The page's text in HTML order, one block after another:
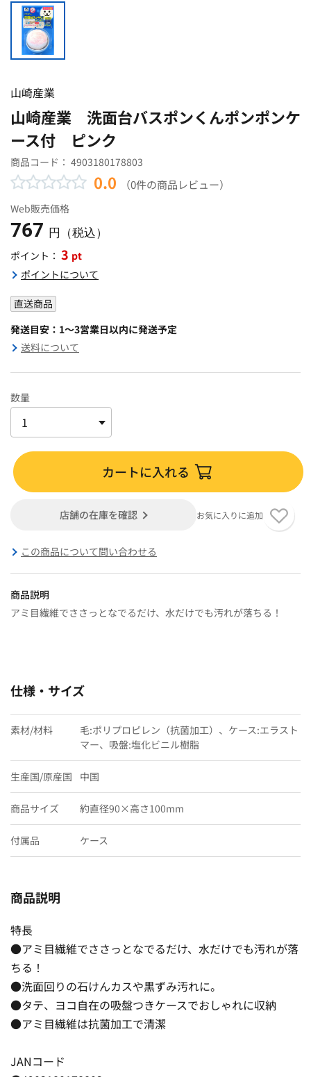
山崎産業
山崎産業 洗面台バスポンくんポンポンケ
ース付 ピンク
商品コード： 4903180178803
0.0 （0件の商品レビュー）
Web販売価格
767 円（税込）
ポイント： 3 pt
ポイントについて
直送商品
発送目安：1～3営業日以内に発送予定
送料について
数量
カートに入れる
店舗の在庫を確認 お気に入りに追加
この商品について問い合わせる
商品説明
アミ目繊維でささっとなでるだけ、水だけでも汚れが落ちる！
仕様・サイズ
素材/材料
毛:ポリプロピレン（抗菌加工）、ケース:エラスト
マー、吸盤:塩化ビニル樹脂
生産国/原産国 中国
商品サイズ 約直径90×高さ100mm
付属品 ケース
商品説明
特長
●アミ目繊維でささっとなでるだけ、水だけでも汚れが落
ちる！
●洗面回りの石けんカスや黒ずみ汚れに。
●タテ、ヨコ自在の吸盤つきケースでおしゃれに収納
●アミ目繊維は抗菌加工で清潔
JANコード